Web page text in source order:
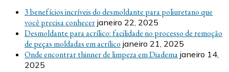
3 benefícios incríveis do desmoldante para poliuretano que
você precisa conhecer janeiro 22, 2025
Desmoldante para acrílico: facilidade no processo de remoção
de peças moldadas em acrílico janeiro 21, 2025
Onde encontrar thinner de limpeza em Diadema janeiro 14,
2025